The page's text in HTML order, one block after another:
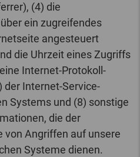
(4) die
ein zugreifendes
angesteuert
die Uhrzeit eines Zugriffs
Internet-Protokoll-
der Internet-Service-
Systems und (8) sonstige
die der
von Angriffen auf unsere
Systeme dienen.